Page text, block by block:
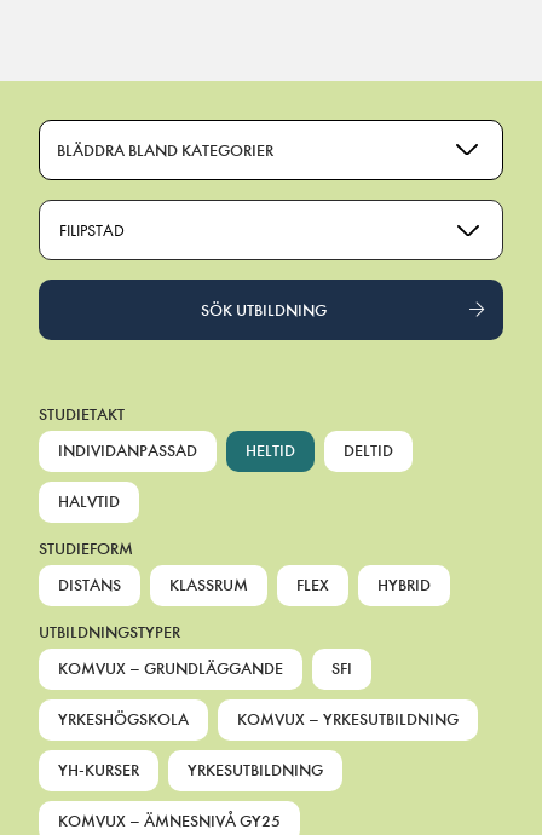
BLÄDDRA BLAND KATEGORIER
FILIPSTAD
SÖK UTBILDNING
STUDIETAKT
INDIVIDANPASSAD
HELTID DELTID
HALVTID
STUDIEFORM
DISTANS
KLASSRUM FLEX HYBRID
UTBILDNINGSTYPER
KOMVUX – GRUNDLÄGGANDE
SFI
YRKESHÖGSKOLA KOMVUX – YRKESUTBILDNING
YH-KURSER YRKESUTBILDNING
KOMVUX – ÄMNESNIVÅ GY25